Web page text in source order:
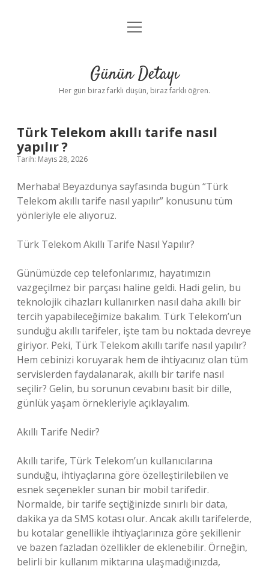
Anasayfa
Yasal Uyarı
menüyü
Günün Detayı
Her gün biraz farklı düşün, biraz farklı öğren.
Türk Telekom akıllı tarife nasıl
yapılır ?
Tarih: Mayıs 28, 2026
Merhaba! Beyazdunya sayfasında bugün “Türk
Telekom akıllı tarife nasıl yapılır” konusunu tüm
yönleriyle ele alıyoruz.
Türk Telekom Akıllı Tarife Nasıl Yapılır?
Günümüzde cep telefonlarımız, hayatımızın
vazgeçilmez bir parçası haline geldi. Hadi gelin, bu
teknolojik cihazları kullanırken nasıl daha akıllı bir
tercih yapabileceğimize bakalım. Türk Telekom’un
sunduğu akıllı tarifeler, işte tam bu noktada devreye
giriyor. Peki, Türk Telekom akıllı tarife nasıl yapılır?
Hem cebinizi koruyarak hem de ihtiyacınız olan tüm
servislerden faydalanarak, akıllı bir tarife nasıl
seçilir? Gelin, bu sorunun cevabını basit bir dille,
günlük yaşam örnekleriyle açıklayalım.
Akıllı Tarife Nedir?
Akıllı tarife, Türk Telekom’un kullanıcılarına
sunduğu, ihtiyaçlarına göre özelleştirilebilen ve
esnek seçenekler sunan bir mobil tarifedir.
Normalde, bir tarife seçtiğinizde sınırlı bir data,
dakika ya da SMS kotası olur. Ancak akıllı tarifelerde,
bu kotalar genellikle ihtiyaçlarınıza göre şekillenir
ve bazen fazladan özellikler de eklenebilir. Örneğin,
belirli bir kullanım miktarına ulaşmadığınızda,